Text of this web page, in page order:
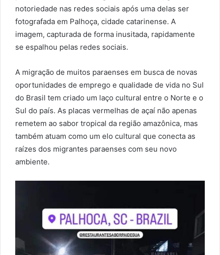
notoriedade nas redes sociais após uma delas ser
fotografada em Palhoça, cidade catarinense. A
imagem, capturada de forma inusitada, rapidamente
se espalhou pelas redes sociais.
A migração de muitos paraenses em busca de novas
oportunidades de emprego e qualidade de vida no Sul
do Brasil tem criado um laço cultural entre o Norte e o
Sul do país. As placas vermelhas de açaí não apenas
remetem ao sabor tropical da região amazônica, mas
também atuam como um elo cultural que conecta as
raízes dos migrantes paraenses com seu novo
ambiente.